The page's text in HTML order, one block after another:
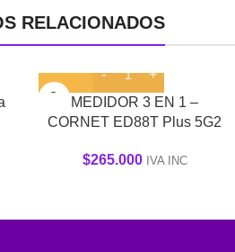
RELACIONADOS
MEDIDOR 3 EN 1 –
CORNET ED88T Plus 5G2
$265.000 IVA INC